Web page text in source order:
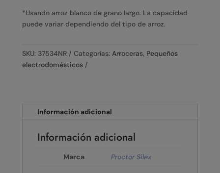
*Usando arroz blanco de grano largo. La capacidad
puede variar dependiendo del tipo de arroz.
SKU: 37534NR Categorías: Arroceras, Pequeños
electrodomésticos
Información adicional
Información adicional
Marca Proctor Silex